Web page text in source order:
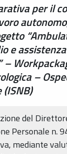
per il
e
–
del
Personale n.
mediante